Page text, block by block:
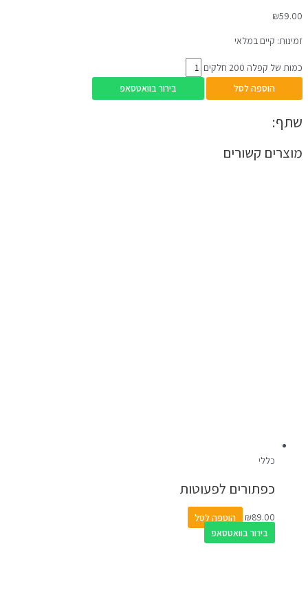
₪59.00
זמינות: קיים במלאי
כמות של קפלה 200 חלקים
הוספה לסל
בירור בוואטסאפ
שתף:
מוצרים קשורים
כללי
כפתורים לפעוטות
₪89.00
הוספה לסל
בירור בוואטסאפ